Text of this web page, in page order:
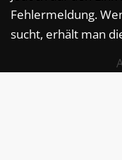
Fehlermeldung.
sucht, erhält man